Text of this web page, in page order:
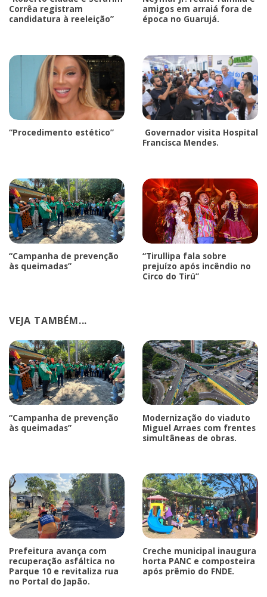
Corrêa registram
candidatura à reeleição”
amigos em arraiá fora de
época no Guarujá.
“Procedimento estético”
Governador visita Hospital
Francisca Mendes.
“Campanha de prevenção
às queimadas”
“Tirullipa fala sobre
prejuízo após incêndio no
Circo do Tirú”
VEJA TAMBÉM...
“Campanha de prevenção
às queimadas”
Modernização do viaduto
Miguel Arraes com frentes
simultâneas de obras.
Prefeitura avança com
recuperação asfáltica no
Parque 10 e revitaliza rua
no Portal do Japão.
Creche municipal inaugura
horta PANC e composteira
após prêmio do FNDE.